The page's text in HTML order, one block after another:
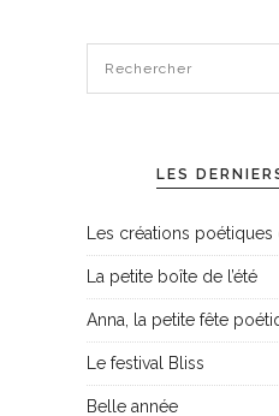
LES
Les créations poétiques
La petite boîte de l’été
Anna, la petite fête
Le festival Bliss
Belle année